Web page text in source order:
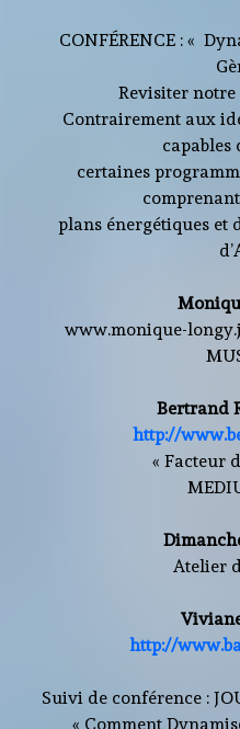
CONFÉRENCE : «
Revisiter notre
Contrairement aux
capables
certaines
plans énergétiques et
www.monique-
Bertrand
http://
« Facteur
Atelier
http://
Suivi de conférence :
« Comment